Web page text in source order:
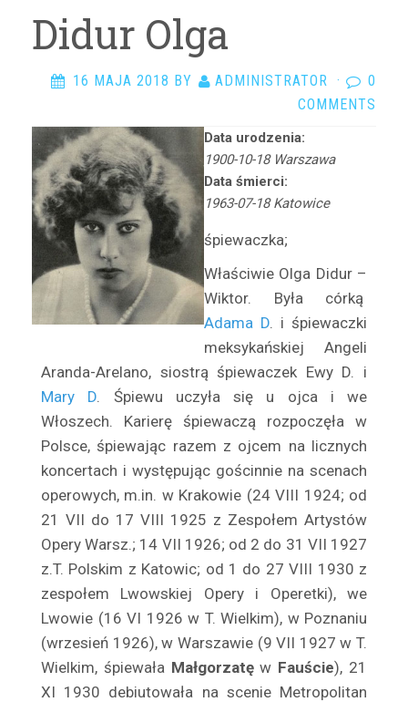
Arciszewska Wiktoria
Arciszewska Danuta
Arczyńska Maria
Arkadi Ari
Arkawin Helena
Arnd-Leska Halina
Arnoldówna Maria
Arnoldt Wiktor
Aston Adam
Azarewicz Helena
Bąbolska Maria
Bajkowska Zofia
Balcerkiewiczówna Maria
Balcerzak Aleksander
Balicki Juliusz
Baliszewska Julia
Baliszewski Sylwin
Bandrowska – Turska Ewa
Bańkowska Maria
Barczewska Antonina
Barda Ludwik
Bardziejewski Tadeusz
Bargielska Maria
Didur Olga
16 MAJA 2018 BY ADMINISTRATOR ·
0
COMMENTS
Data urodzenia:
1900-10-18 Warszawa
Data śmierci:
1963-07-18 Katowice
śpiewaczka;
Właściwie Olga Didur –
Wiktor. Była córką
Adama D. i śpiewaczki
meksykańskiej Angeli
Aranda-Arelano, siostrą śpiewaczek Ewy D. i
Mary D. Śpiewu uczyła się u ojca i we
Włoszech. Karierę śpiewaczą rozpoczęła w
Polsce, śpiewając razem z ojcem na licznych
koncertach i występując gościnnie na scenach
operowych, m.in. w Krakowie (24 VIII 1924; od
21 VII do 17 VIII 1925 z Zespołem Artystów
Opery Warsz.; 14 VII 1926; od 2 do 31 VII 1927
z.T. Polskim z Ka­towic; od 1 do 27 VIII 1930 z
zespołem Lwowskiej Opery i Operetki), we
Lwowie (16 VI 1926 w T. Wiel­kim), w Poznaniu
(wrzesień 1926), w Warszawie (9 VII 1927 w T.
Wielkim, śpiewała Małgorzatęw Fauś­cie), 21
XI 1930 debiutowała na scenie Metropolitan